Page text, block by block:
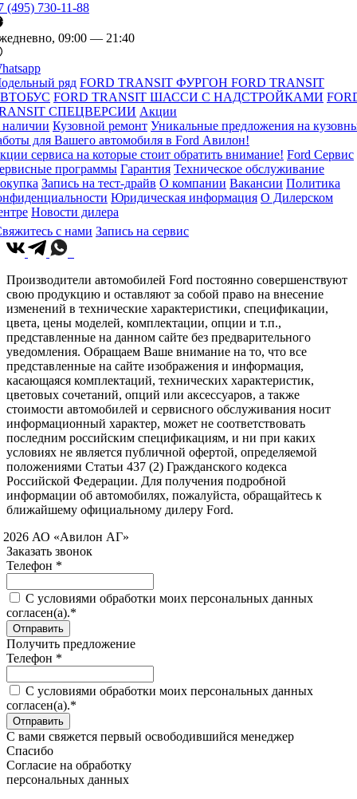
(495) 730-11-88
09:00 — 21:40
ряд FORD TRANSIT ФУРГОН FORD TRANSIT
FORD TRANSIT ШАССИ С НАДСТРОЙКАМИ
СПЕЦВЕРСИИ Акции
Кузовной ремонт Уникальные предложения на
для Вашего автомобиля в Ford Авилон!
сервиса на которые стоит обратить внимание! Ford Сервис
программы Гарантия Техническое обслуживание
Запись на тест-драйв О компании Вакансии Политика
Юридическая информация О Дилерском
Новости дилера
с нами Запись на сервис
Производители автомобилей Ford постоянно совершенствуют
свою продукцию и оставляют за собой право на внесение
изменений в технические характеристики, спецификации,
цвета, цены моделей, комплектации, опции и т.п.,
представленные на данном сайте без предварительного
уведомления. Обращаем Ваше внимание на то, что все
представленные на сайте изображения и информация,
касающаяся комплектаций, технических характеристик,
цветовых сочетаний, опций или аксессуаров, а также
стоимости автомобилей и сервисного обслуживания носит
информационный характер, может не соответствовать
последним российским спецификациям, и ни при каких
условиях не является публичной офертой, определяемой
положениями Статьи 437 (2) Гражданского кодекса
Российской Федерации. Для получения подробной
информации об автомобилях, пожалуйста, обращайтесь к
ближайшему официальному дилеру Ford.
АО «Авилон АГ»
Заказать звонок
Телефон *
C условиями обработки моих персональных данных
согласен(а).*
Получить предложение
Телефон *
C условиями обработки моих персональных данных
согласен(а).*
С вами свяжется первый освободившийся менеджер
Спасибо
Согласие на обработку
персональных данных